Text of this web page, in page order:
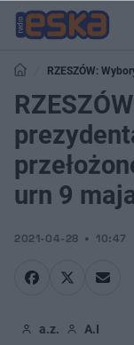
RZESZÓW:
urn 9 maja
urn 9
2021-04-28 10:47
a.z. A.I